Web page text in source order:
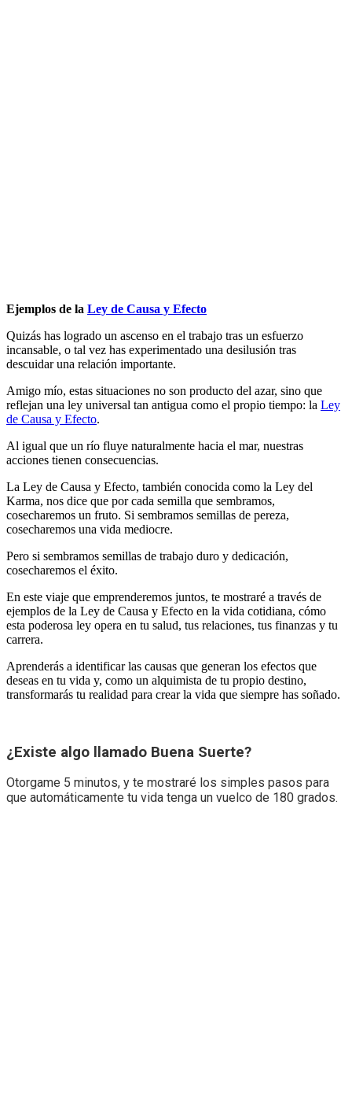
Ejemplos de la Ley de Causa y Efecto
Quizás has logrado un ascenso en el trabajo tras un esfuerzo
incansable, o tal vez has experimentado una desilusión tras
descuidar una relación importante.
Amigo mío, estas situaciones no son producto del azar, sino que
reflejan una ley universal tan antigua como el propio tiempo: la Ley
de Causa y Efecto.
Al igual que un río fluye naturalmente hacia el mar, nuestras
acciones tienen consecuencias.
La Ley de Causa y Efecto, también conocida como la Ley del
Karma, nos dice que por cada semilla que sembramos,
cosecharemos un fruto. Si sembramos semillas de pereza,
cosecharemos una vida mediocre.
Pero si sembramos semillas de trabajo duro y dedicación,
cosecharemos el éxito.
En este viaje que emprenderemos juntos, te mostraré a través de
ejemplos de la Ley de Causa y Efecto en la vida cotidiana, cómo
esta poderosa ley opera en tu salud, tus relaciones, tus finanzas y tu
carrera.
Aprenderás a identificar las causas que generan los efectos que
deseas en tu vida y, como un alquimista de tu propio destino,
transformarás tu realidad para crear la vida que siempre has soñado.
¿Existe algo llamado Buena Suerte?
Otorgame 5 minutos, y te mostraré los simples pasos para
que automáticamente tu vida tenga un vuelco de 180 grados.